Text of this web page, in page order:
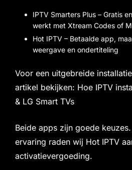
IPTV Smarters Plus – Gratis
werkt met Xtream Codes of
Hot IPTV – Betaalde app,
weergave en ondertiteling
Voor een uitgebreide
artikel bekijken: Hoe IPTV
& LG Smart TVs
Beide apps zijn goede
ervaring raden wij Hot IPTV
activatievergoeding.